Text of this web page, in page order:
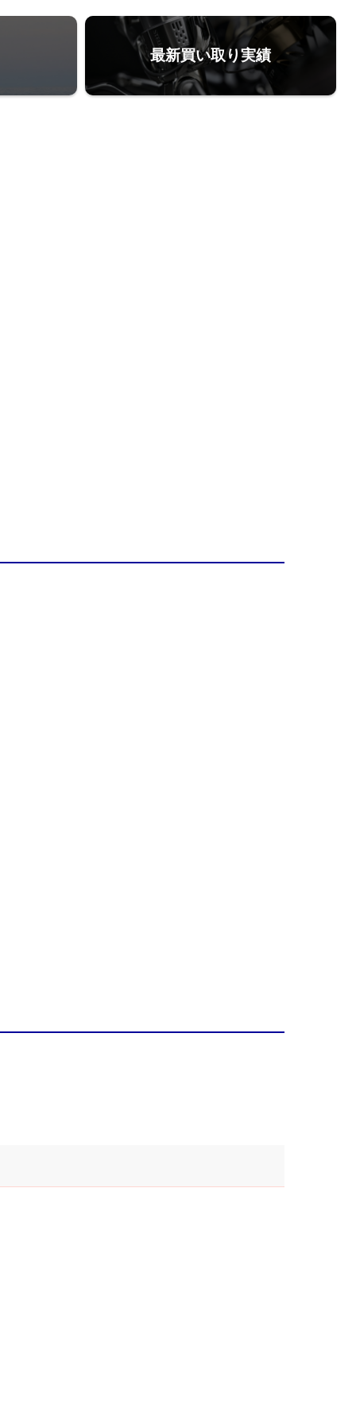
最新買い取り実績